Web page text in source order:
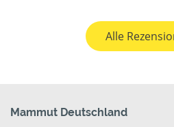
Alle
Mammut Deutschland